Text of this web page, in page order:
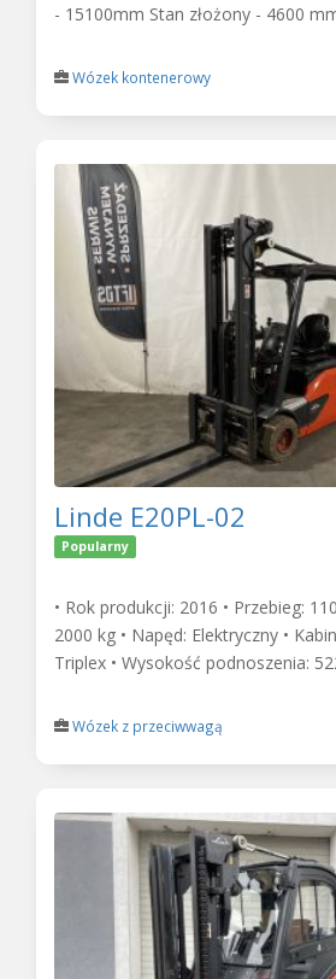
- 15100mm Stan złożony - 4600
Wózek kontenerowy
Linde E20PL-02
Popularny
• Rok produkcji: 2016 • Przebieg:
2000 kg • Napęd: Elektryczny •
Triplex • Wysokość podnoszenia:
Wózek z przeciwwagą